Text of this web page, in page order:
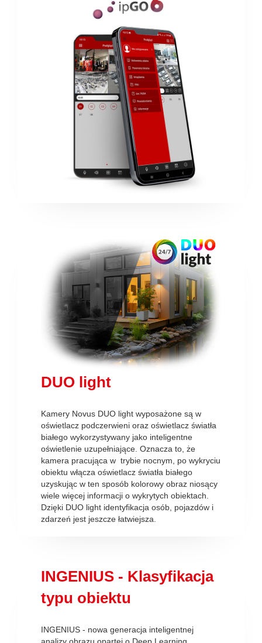
DUO light
Kamery Novus DUO light wyposażone są w
oświetlacz podczerwieni oraz oświetlacz światła
białego wykorzystywany jako inteligentne
oświetlenie uzupełniające. Oznacza to, że
kamera pracująca w trybie nocnym, po wykryciu
obiektu włącza oświetlacz światła białego
uzyskując w ten sposób kolorowy obraz niosący
wiele więcej informacji o wykrytych obiektach.
Dzięki DUO light identyfikacja osób, pojazdów i
zdarzeń jest jeszcze łatwiejsza.
INGENIUS - Klasyfikacja
typu obiektu
INGENIUS - nowa generacja inteligentnej